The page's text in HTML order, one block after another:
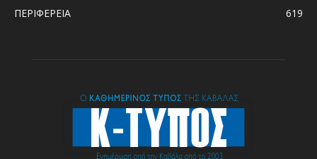
ΠΕΡΙΦΕΡΕΙΑ
619